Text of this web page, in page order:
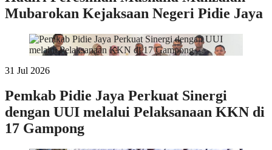
Mubarokan Kejaksaan Negeri Pidie Jaya
31 Jul 2026
Pemkab Pidie Jaya Perkuat Sinergi
dengan UUI melalui Pelaksanaan KKN di
17 Gampong